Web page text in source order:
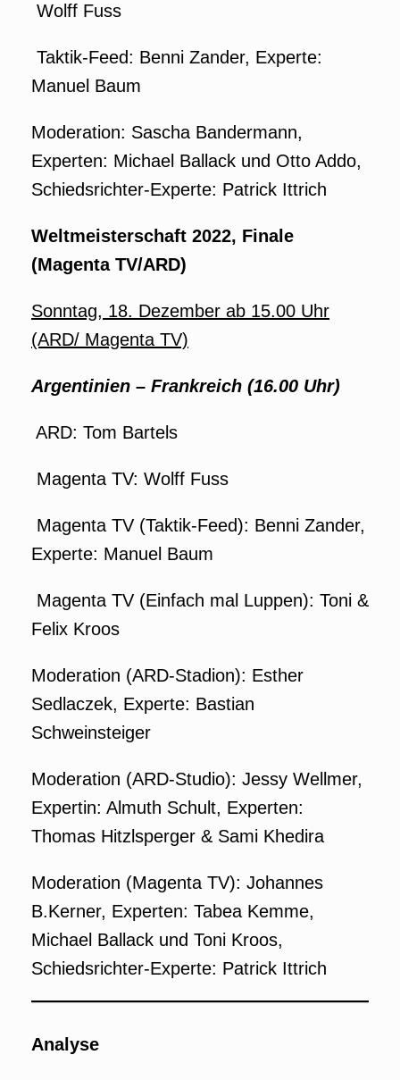
Wolff Fuss
Taktik-Feed: Benni Zander, Experte:
Manuel Baum
Moderation: Sascha Bandermann,
Experten: Michael Ballack und Otto Addo,
Schiedsrichter-Experte: Patrick Ittrich
Weltmeisterschaft 2022, Finale
(Magenta TV/ARD)
Sonntag, 18. Dezember ab 15.00 Uhr
(ARD/ Magenta TV)
Argentinien – Frankreich (16.00 Uhr)
ARD: Tom Bartels
Magenta TV: Wolff Fuss
Magenta TV (Taktik-Feed): Benni Zander,
Experte: Manuel Baum
Magenta TV (Einfach mal Luppen): Toni &
Felix Kroos
Moderation (ARD-Stadion): Esther
Sedlaczek, Experte: Bastian
Schweinsteiger
Moderation (ARD-Studio): Jessy Wellmer,
Expertin: Almuth Schult, Experten:
Thomas Hitzlsperger & Sami Khedira
Moderation (Magenta TV): Johannes
B.Kerner, Experten: Tabea Kemme,
Michael Ballack und Toni Kroos,
Schiedsrichter-Experte: Patrick Ittrich
Analyse